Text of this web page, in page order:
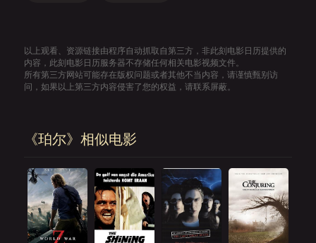
以上观看、资源链接由程序自动抓取自第三方，非此刻电影日历提供的
内容，此刻电影日历服务器不存储任何相关电影视频文件。
所有第三方网站可能存在版权问题或者其他不当内容，请谨慎甄别访
问，如果以上第三方内容侵害了您的权益，请联系屏蔽。
《珀尔》相似电影